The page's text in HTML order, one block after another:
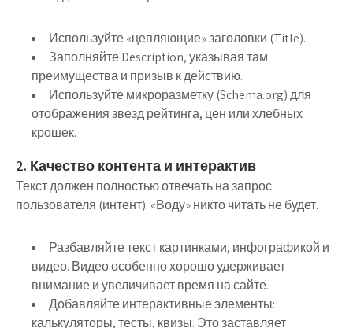
Используйте «цепляющие» заголовки (Title).
Заполняйте Description, указывая там
преимущества и призыв к действию.
Используйте микроразметку (Schema.org) для
отображения звезд рейтинга, цен или хлебных
крошек.
2. Качество контента и интерактив
Текст должен полностью отвечать на запрос
пользователя (интент). «Воду» никто читать не будет.
Разбавляйте текст картинками, инфографикой и
видео. Видео особенно хорошо удерживает
внимание и увеличивает время на сайте.
Добавляйте интерактивные элементы:
калькуляторы, тесты, квизы. Это заставляет